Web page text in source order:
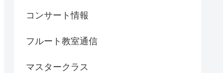
コンサート情報
フルート教室通信
マスタークラス